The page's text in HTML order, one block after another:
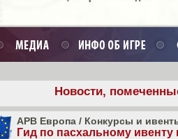
Новости,
APB Европа / Конкурсы и
Гид по пасхальному ивенту